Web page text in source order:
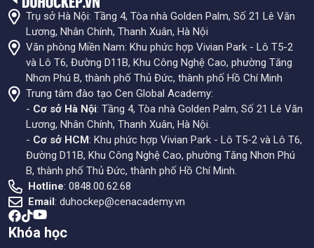
Trụ sở Hà Nội: Tầng 4, Tòa nhà Golden Palm, Số 21 Lê Văn
Lương, Nhân Chính, Thanh Xuân, Hà Nội
Văn phòng Miền Nam: Khu phức hợp Vivian Park - Lô T5-2
và Lô T6, Đường D11B, Khu Công Nghệ Cao, phường Tăng
Nhơn Phú B, thành phố Thủ Đức, thành phố Hồ Chí Minh
Trung tâm đào tạo Cen Global Academy:
- Cơ sở Hà Nội: Tầng 4, Tòa nhà Golden Palm, Số 21 Lê Văn
Lương, Nhân Chính, Thanh Xuân, Hà Nội.
- Cơ sở HCM: Khu phức hợp Vivian Park - Lô T5-2 và Lô T6,
Đường D11B, Khu Công Nghệ Cao, phường Tăng Nhơn Phú
B, thành phố Thủ Đức, thành phố Hồ Chí Minh.
Hotline: 0848.00.62.68
Email: duhockep@cenacademy.vn
Khóa học